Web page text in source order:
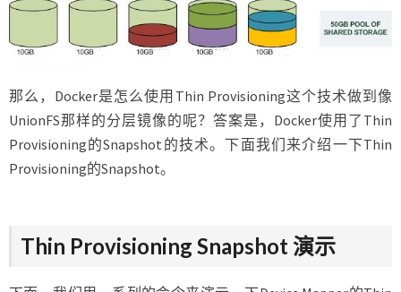
那么，Docker是怎么使用Thin Provisioning这个技术做到像
UnionFS那样的分层镜像的呢？答案是，Docker使用了Thin
Provisioning的Snapshot的技术。下面我们来介绍一下Thin
Provisioning的Snapshot。
Thin Provisioning Snapshot 演示